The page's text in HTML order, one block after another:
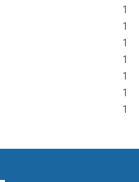
1
1
1
1
1
1
1